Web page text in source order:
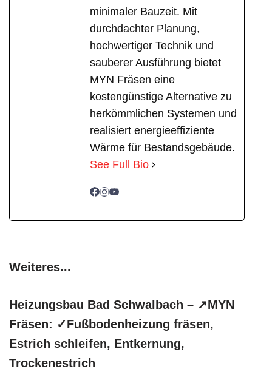
minimaler Bauzeit. Mit
durchdachter Planung,
hochwertiger Technik und
sauberer Ausführung bietet
MYN Fräsen eine
kostengünstige Alternative zu
herkömmlichen Systemen und
realisiert energieeffiziente
Wärme für Bestandsgebäude.
See Full Bio
Weiteres...
Heizungsbau Bad Schwalbach – ↗️MYN
Fräsen: ✓Fußbodenheizung fräsen,
Estrich schleifen, Entkernung,
Trockenestrich